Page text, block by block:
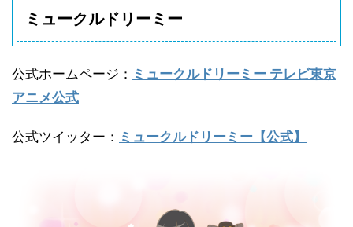
ミュークルドリーミー
公式ホームページ ： ミュークルドリーミー テレビ東京
アニメ公式
公式ツイッター ： ミュークルドリーミー【公式】